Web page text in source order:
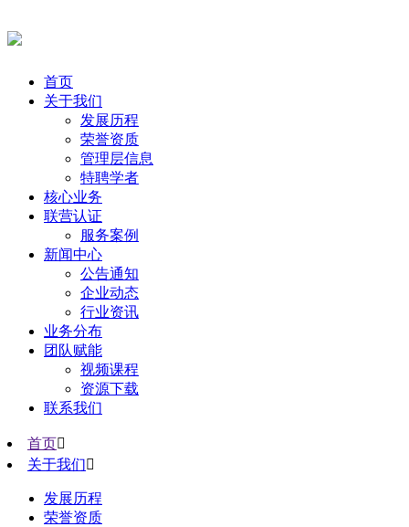
首页
关于我们
发展历程
荣誉资质
管理层信息
特聘学者
核心业务
联营认证
服务案例
新闻中心
公告通知
企业动态
行业资讯
业务分布
团队赋能
视频课程
资源下载
联系我们
首页
关于我们
发展历程
荣誉资质